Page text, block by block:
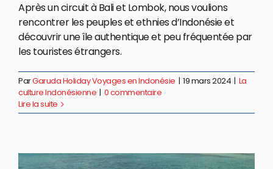
Après un circuit à Bali et Lombok, nous voulions
rencontrer les peuples et ethnies d’Indonésie et
découvrir une île authentique et peu fréquentée par
les touristes étrangers.
ParGaruda Holiday Voyages en Indonésie | 19 mars 2024 | La
culture Indonésienne | 0 commentaire
Lire la suite